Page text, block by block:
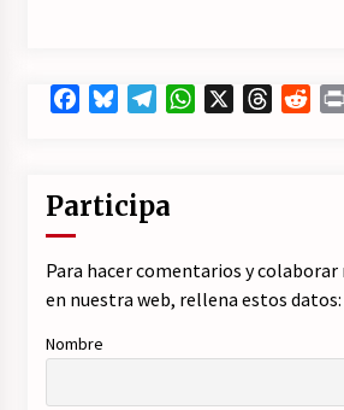
FacebookBlueskyTelegramWhatsApp Threads
Participa
Para hacer comentarios y
en nuestra web, rellena estos datos:
Nombre